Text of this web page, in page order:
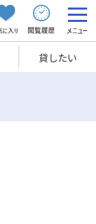
貸したい